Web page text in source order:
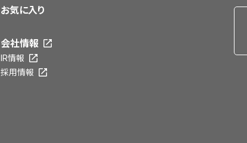
お気に入り
会社情報
IR情報
採用情報